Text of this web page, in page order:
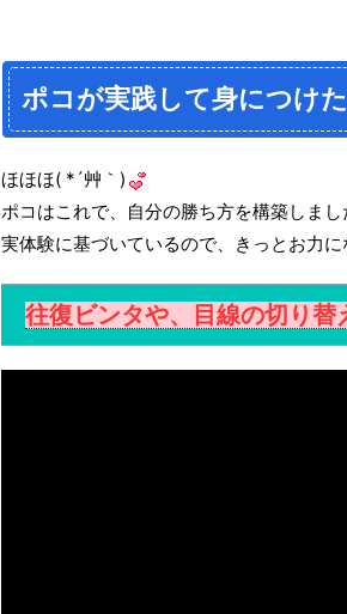
ポコが実践して身につけ
ほほほ( *´艸｀)
ポコはこれで、自分の勝ち方を構築しまし
実体験に基づいているので、きっとお力に
往復ビンタや、目線の切り替